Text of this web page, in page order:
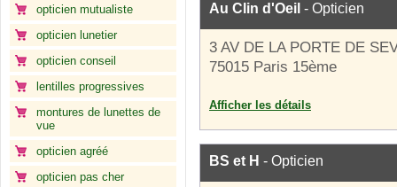
opticien mutualiste
opticien lunetier
opticien conseil
lentilles progressives
montures de lunettes de
vue
opticien agréé
opticien pas cher
Au Clin d'Oeil - Opticien
3 AV DE LA PORTE DE
75015 Paris 15ème
Afficher les détails
BS et H - Opticien